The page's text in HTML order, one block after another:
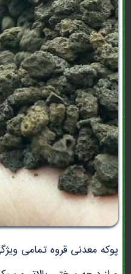
پوکه معدنی قروه تمامی